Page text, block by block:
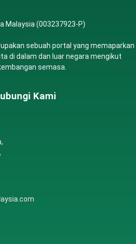
Malaysia (003237923-P)
sebuah portal yang memaparkan
di dalam dan luar negara mengikut
semasa.
Kami